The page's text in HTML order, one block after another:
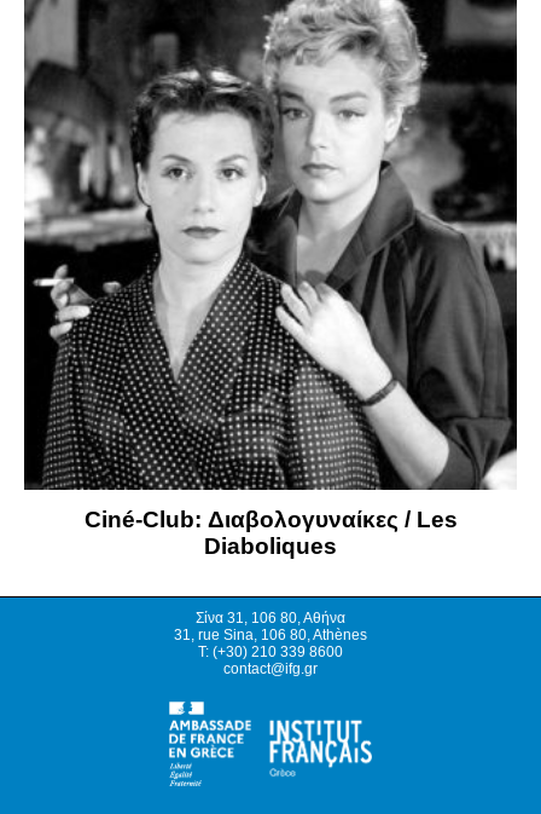
Ciné-Club: Διαβολογυναίκες / Les
Diaboliques
Σίνα 31, 106 80, Αθήνα
31, rue Sina, 106 80, Athènes
T: (+30) 210 339 8600
contact@ifg.gr